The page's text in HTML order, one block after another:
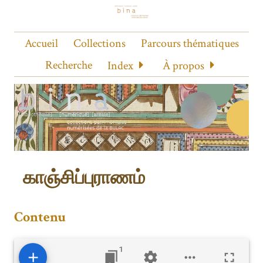
Accueil Collections
Parcours thématiques
Recherche
Index À propos
காஞ்சிப்புராணம்
Contenu
1